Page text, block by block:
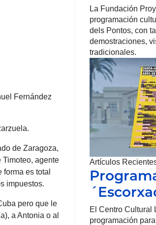
Fernández
de Zaragoza,
agente
es total
impuestos.
pero que le
a Antonia o al
La Fundación
programación
dels Pontos, con
demostraciones,
tradicionales.
Artículos
El Centro Cultural
programación